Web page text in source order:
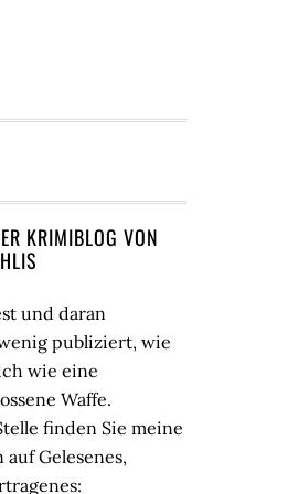
KRIMIBLOG VON
und daran
publiziert, wie
wie eine
Waffe.
finden Sie meine
auf Gelesenes,